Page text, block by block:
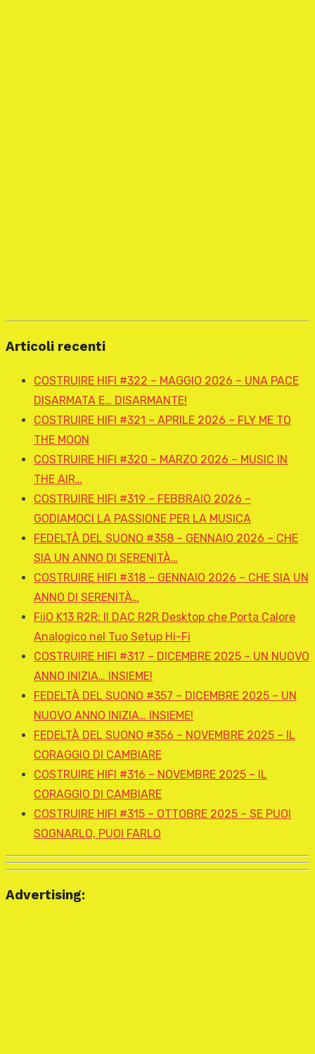
Articoli recenti
COSTRUIRE HIFI #322 – MAGGIO 2026 – UNA PACE
DISARMATA E… DISARMANTE!
COSTRUIRE HIFI #321 – APRILE 2026 – FLY ME TO
THE MOON
COSTRUIRE HIFI #320 – MARZO 2026 – MUSIC IN
THE AIR…
COSTRUIRE HIFI #319 – FEBBRAIO 2026 –
GODIAMOCI LA PASSIONE PER LA MUSICA
FEDELTÀ DEL SUONO #358 – GENNAIO 2026 – CHE
SIA UN ANNO DI SERENITÀ…
COSTRUIRE HIFI #318 – GENNAIO 2026 – CHE SIA UN
ANNO DI SERENITÀ…
FiiO K13 R2R: Il DAC R2R Desktop che Porta Calore
Analogico nel Tuo Setup Hi-Fi
COSTRUIRE HIFI #317 – DICEMBRE 2025 – UN NUOVO
ANNO INIZIA… INSIEME!
FEDELTÀ DEL SUONO #357 – DICEMBRE 2025 – UN
NUOVO ANNO INIZIA… INSIEME!
FEDELTÀ DEL SUONO #356 – NOVEMBRE 2025 – IL
CORAGGIO DI CAMBIARE
COSTRUIRE HIFI #316 – NOVEMBRE 2025 – IL
CORAGGIO DI CAMBIARE
COSTRUIRE HIFI #315 – OTTOBRE 2025 – SE PUOI
SOGNARLO, PUOI FARLO
Advertising: